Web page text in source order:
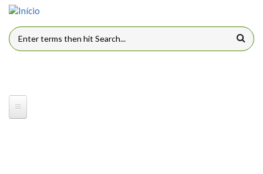
Pular para o conteúdo principal
FORMULÁRIO DE BUSCA